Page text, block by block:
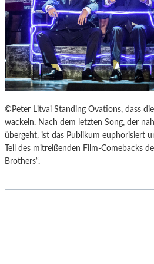
©Peter Litvai Standing Ovations, dass
wackeln. Nach dem letzten Song, der
übergeht, ist das Publikum euphorisiert
Teil des mitreißenden Film-Comebacks
Brothers“.